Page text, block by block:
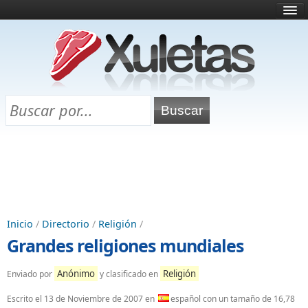
¿Qué es esto?
Directorio
Chuletas para exámenes
Inicio / Directorio / Religión /
Grandes religiones mundiales
Enviado por Anónimo y clasificado en Religión
Escrito el 13 de Noviembre de 2007en español con un tamaño de 16,78